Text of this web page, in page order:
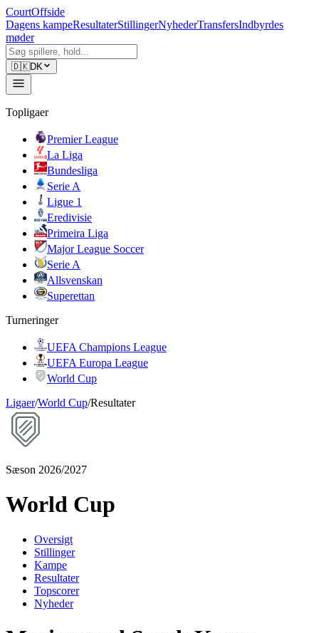
CourtOffside
Dagens kampeResultaterStillingerNyhederTransfersIndbyrdes
møder
🇩🇰DK
Topligaer
Premier League
La Liga
Bundesliga
Serie A
Ligue 1
Eredivisie
Primeira Liga
Major League Soccer
Serie A
Allsvenskan
Superettan
Turneringer
UEFA Champions League
UEFA Europa League
World Cup
Ligaer/World Cup/Resultater
Sæson 2026/2027
World Cup
Oversigt
Stillinger
Kampe
Resultater
Topscorer
Nyheder